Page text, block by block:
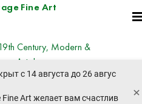
Fine Art
с 14 августа до 26 авгус
Art желает вам счастлив
×
Century, Modern &
Art, Icons
след. лот